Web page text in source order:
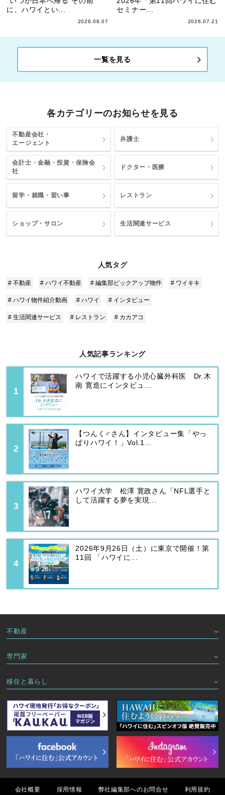
に、ハワイとい...
2026.08.07
セミナー...
2026.07.21
一覧を見る
各カテゴリーのお知らせを見る
不動産会社・
エージェント
弁護士
会計士・金融・投資・保険会
社
ドクター・医療
留学・就職・習い事 レストラン
ショップ・サロン 生活関連サービス
人気タグ
# 不動産 # ハワイ不動産 # 編集部ピックアップ物件 # ワイキキ
# ハワイ物件紹介動画 # ハワイ # インタビュー
# 生活関連サービス # レストラン # カカアコ
人気記事ランキング
ハワイで活躍する小児心臓外科医 Dr.木
南 寛造にインタビュ...
【つんく♂さん】インタビュー集「やっ
ぱりハワイ！」Vol.1...
ハワイ大学 松澤 寛政さん「NFL選手と
して活躍する夢を実現...
2026年9月26日（土）に東京で開催！第
11回 「ハワイに...
不動産
専門家
移住と暮らし
会社概要 採用情報 弊社編集部へのお問合せ 利用規約